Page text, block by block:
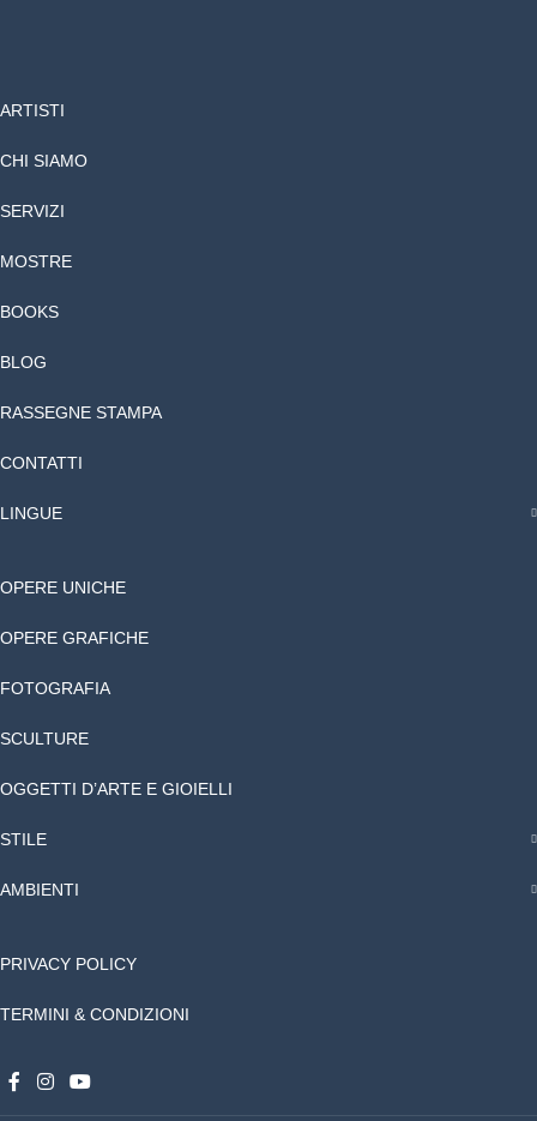
ARTISTI
CHI SIAMO
SERVIZI
MOSTRE
BOOKS
BLOG
RASSEGNE STAMPA
CONTATTI
LINGUE
OPERE UNICHE
OPERE GRAFICHE
FOTOGRAFIA
SCULTURE
OGGETTI D’ARTE E GIOIELLI
STILE
AMBIENTI
PRIVACY POLICY
TERMINI & CONDIZIONI